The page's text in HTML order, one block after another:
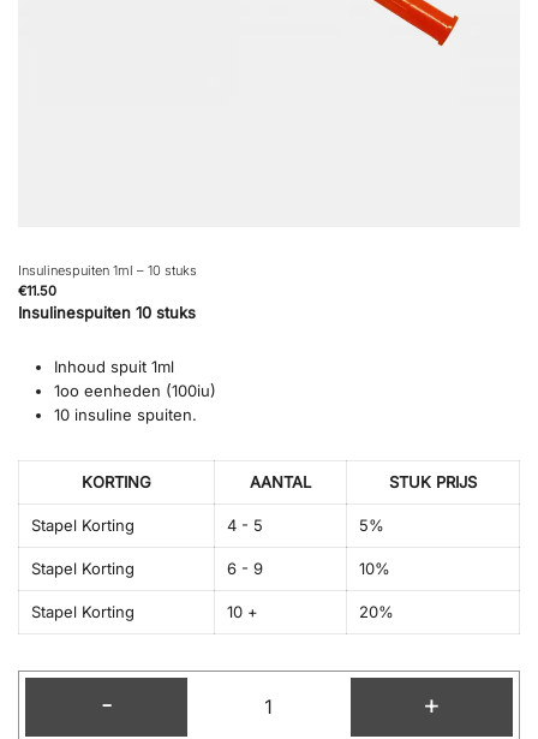
Insulinespuiten 1ml – 10 stuks
€11.50
Insulinespuiten 10 stuks
Inhoud spuit 1ml
1oo eenheden (100iu)
10 insuline spuiten.
KORTING AANTAL STUK PRIJS
Stapel Korting 4 - 5 5%
Stapel Korting 6 - 9 10%
Stapel Korting 10 + 20%
- +